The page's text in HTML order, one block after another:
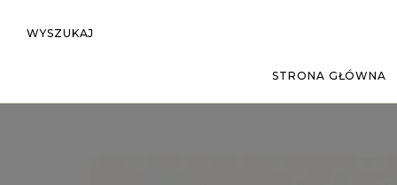
WYSZUKAJ
STRONA GŁÓWNA